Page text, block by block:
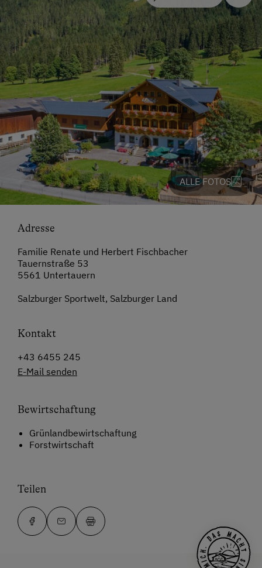
ALLE FOTOS
Adresse
Familie Renate und Herbert Fischbacher
Tauernstraße 53
5561 Untertauern
Salzburger Sportwelt, Salzburger Land
Kontakt
+43 6455 245
E-Mail senden
Bewirtschaftung
Grünlandbewirtschaftung
Forstwirtschaft
Teilen